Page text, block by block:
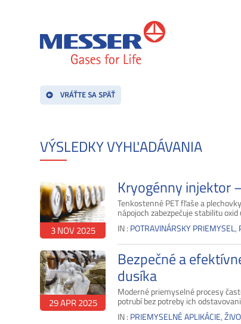
VRÁŤTE SA SPÄŤ
VÝSLEDKY VYHĽADÁVANIA
3 NOV 2025
Kryogénny injektor
Tenkostenné PET fľaše a
nápojoch zabezpečuje stabilitu
IN : POTRAVINÁRSKY PRIEMYSEL,
29 APR 2025
Bezpečné a
dusíka
Moderné priemyselné procesy
potrubí bez potreby ich
IN : PRIEMYSELNÉ APLIKÁCIE,